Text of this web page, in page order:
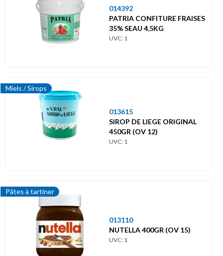
014392
PATRIA CONFITURE FRAISES
35% SEAU 4,5KG
UVC: 1
Miels / Sirops
013615
SIROP DE LIEGE ORIGINAL
450GR (OV 12)
UVC: 1
Pâtes à tartiner
013110
NUTELLA 400GR (OV 15)
UVC: 1